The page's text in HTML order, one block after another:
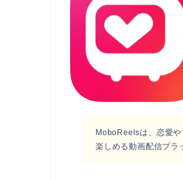
MoboReelsは
、恋愛
楽しめる動画配信プラ